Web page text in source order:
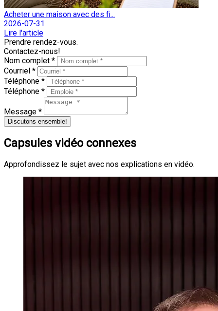
Acheter une maison avec des fi...
2026-07-31
Lire l'article
Prendre rendez-vous.
Contactez-nous!
Nom complet *
Courriel *
Téléphone *
Téléphone *
Message *
Discutons ensemble!
Capsules vidéo connexes
Approfondissez le sujet avec nos explications en vidéo.